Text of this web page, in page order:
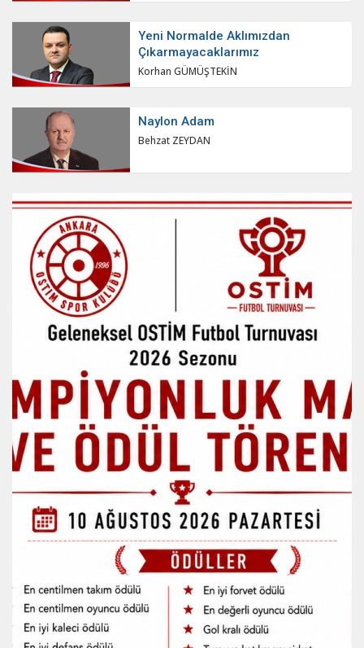
Yeni Normalde Aklımızdan
Çıkarmayacaklarımız
Korhan GÜMÜŞTEKİN
Naylon Adam
Behzat ZEYDAN